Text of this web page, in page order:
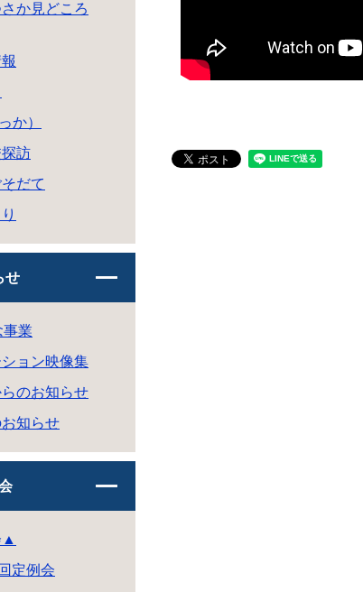
か見どころ
か）
訪
だて
せ
業
ョン映像集
のお知らせ
知らせ
▲
定例会